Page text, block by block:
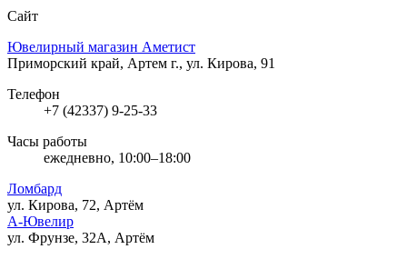
Сайт
Ювелирный магазин Аметист
Приморский край, Артем г., ул. Кирова, 91
Телефон
+7 (42337) 9-25-33
Часы работы
ежедневно, 10:00–18:00
Ломбард
ул. Кирова, 72, Артём
А-Ювелир
ул. Фрунзе, 32А, Артём